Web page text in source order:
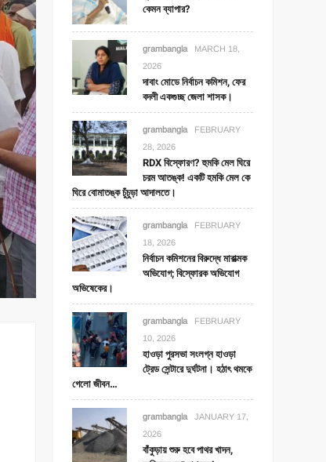
কেমন ব্যাপার?
grambangla
MARCH 18,
2026
দাবাং মোডে নির্বাচন কমিশন, ফের
বদলী একগুচ্ছ জেলা শাসক।
grambangla
FEBRUARY
28, 2026
RDX বিস্ফোরণ? হুমকি মেল ঘিরে
চরম আতঙ্ক! একটি হমকি মেল কে
ঘিরে বোমাতঙ্ক চুঁচুড়া আদালতে।
grambangla
FEBRUARY
18, 2026
নির্বাচন কমিশনের বিরুদ্ধে মারাত্মক
অভিযোগ; বিস্ফোরক অভিযোগ
অভিষেকের।
grambangla
FEBRUARY
10, 2026
হাওড়া পুরসভা সংলগ্ন হাওড়া
ট্রেড সেন্টারে দুর্ঘটনা। হঠাৎ থমকে
গেলো জীবন…
grambangla
JANUARY 17,
2026
বাঁকুড়ায় শুরু হবে পাথর খাদন,